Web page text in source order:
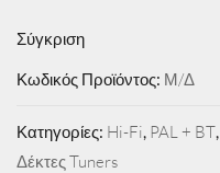
Σύγκριση
Κωδικός Προϊόντος: Μ/Δ
Κατηγορίες: Hi-Fi, PAL + BT,
Δέκτες Tuners